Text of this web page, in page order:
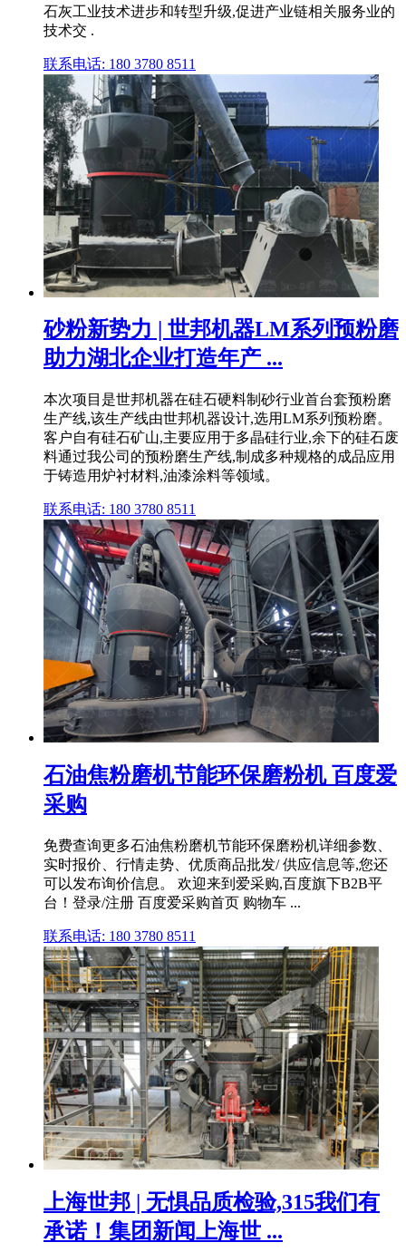
石灰工业技术进步和转型升级,促进产业链相关服务业的
技术交 .
联系电话: 180 3780 8511
砂粉新势力 | 世邦机器LM系列预粉磨
助力湖北企业打造年产 ...
本次项目是世邦机器在硅石硬料制砂行业首台套预粉磨
生产线,该生产线由世邦机器设计,选用LM系列预粉磨。
客户自有硅石矿山,主要应用于多晶硅行业,余下的硅石废
料通过我公司的预粉磨生产线,制成多种规格的成品应用
于铸造用炉衬材料,油漆涂料等领域。
联系电话: 180 3780 8511
石油焦粉磨机节能环保磨粉机 百度爱
采购
免费查询更多石油焦粉磨机节能环保磨粉机详细参数、
实时报价、行情走势、优质商品批发/ 供应信息等,您还
可以发布询价信息。 欢迎来到爱采购,百度旗下B2B平
台！登录/注册 百度爱采购首页 购物车 ...
联系电话: 180 3780 8511
上海世邦 | 无惧品质检验,315我们有
承诺！集团新闻上海世 ...